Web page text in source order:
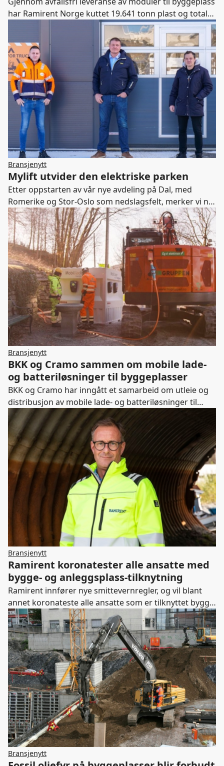
har Ramirent Norge kuttet 19.641 tonn plast og totalt
Bransjenytt
Mylift utvider den elektriske parken
Etter oppstarten av vår nye avdeling på Dal, med
Romerike og Stor-Oslo som nedslagsfelt, merker vi nå
en økende etterspørsel etter større elektriske
maskiner, sier avdelingsleder Robin Wilhelmsen i
Mylift.
Bransjenytt
BKK og Cramo sammen om mobile lade-
og batteriløsninger til byggeplasser
BKK og Cramo har inngått et samarbeid om utleie og
distribusjon av mobile lade- og batteriløsninger til
bruk på bygg- og anleggsplasser.
Bransjenytt
Ramirent koronatester alle ansatte med
bygge- og anleggsplass-tilknytning
Ramirent innfører nye smittevernregler, og vil blant
annet koronateste alle ansatte som er tilknyttet bygg-
og anleggsplasser.
Bransjenytt